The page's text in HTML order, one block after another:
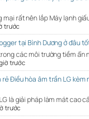
mại rất nên lắp Máy lạnh
trước
tại Bình Dương ở đâu
các môi trường tiềm ẩn
trước
Điều hòa âm trần LG kèm
là giải pháp làm mát cao
trước